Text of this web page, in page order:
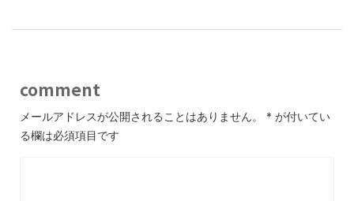
comment
メールアドレスが公開されることはありません。 * が付いてい
る欄は必須項目です